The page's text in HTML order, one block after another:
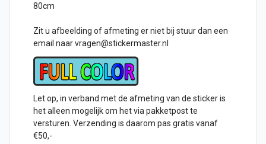
80cm
Zit u afbeelding of afmeting er niet bij stuur dan een
email naarvragen@stickermaster.nl
Let op, in verband met de afmeting van de sticker is
het alleen mogelijk om het via pakketpost te
versturen. Verzending is daarom pas gratis vanaf
€50,-